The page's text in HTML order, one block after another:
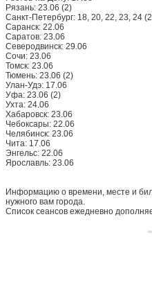
Рязань: 23.06 (2)
Санкт-Петербург: 18, 20, 22, 23, 24
Саранск: 22.06
Саратов: 23.06
Северодвинск: 29.06
Сочи: 23.06
Томск: 23.06
Тюмень: 23.06 (2)
Улан-Удэ: 17.06
Уфа: 23.06 (2)
Ухта: 24.06
Хабаровск: 23.06
Чебоксары: 22.06
Челябинск: 23.06
Чита: 17.06
Энгельс: 22.06
Ярославль: 23.06
Информацию о времени, месте и
нужного вам города.
Список сеансов ежедневно